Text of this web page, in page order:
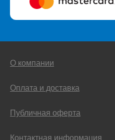
О компании
Оплата и доставка
Публичная оферта
Контактная информация